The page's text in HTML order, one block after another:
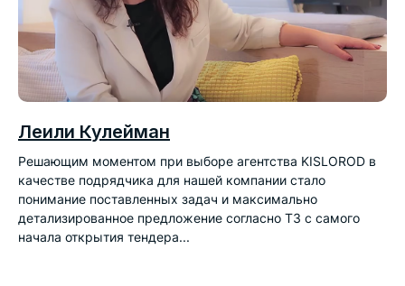
Леили Кулейман
Решающим моментом при выборе агентства KISLOROD в
качестве подрядчика для нашей компании стало
понимание поставленных задач и максимально
детализированное предложение согласно ТЗ с самого
начала открытия тендера...